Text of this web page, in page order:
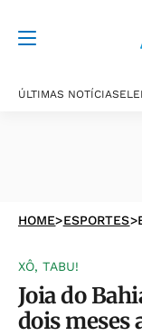
ÚLTIMAS NOTÍCIAS
HOME>ESPORTES>
XÔ, TABU!
Joia do
dois meses